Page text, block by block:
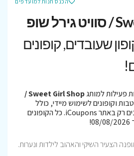
Sweet Girl Shop / סוויט גירל שופ
שעובדים, קופונים
פעילות למותג
Sweet Girl Shop /
וקופונים לשימוש מיידי, כולל
מבצעים בלעדיים הזמינים רק באתר iCoupons. כל הקופונים